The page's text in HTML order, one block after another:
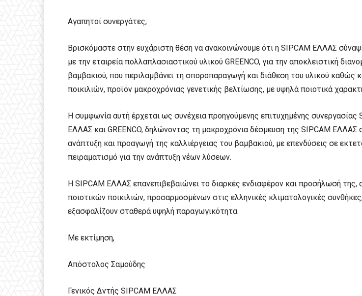
Αγαπητοί συνεργάτες,
Βρισκόμαστε στην ευχάριστη θέση να ανακοινώνουμε ότι η SIPCAM ΕΛΛΑΣ
με την εταιρεία πολλαπλασιαστικού υλικού GREENCO, για την αποκλειστική
βαμβακιού, που περιλαμβάνει τη σποροπαραγωγή και διάθεση του υλικού καθώς
ποικιλιών, προϊόν μακροχρόνιας γενετικής βελτίωσης, με υψηλά ποιοτικά
Η συμφωνία αυτή έρχεται ως συνέχεια προηγούμενης επιτυχημένης συνεργασίας
ΕΛΛΑΣ και GREENCO, δηλώνοντας τη μακροχρόνια δέσμευση της SIPCAM ΕΛΛΑΣ
ανάπτυξη και προαγωγή της καλλιέργειας του βαμβακιού, με επενδύσεις σε
πειραματισμό για την ανάπτυξη νέων λύσεων.
Η SIPCAM ΕΛΛΑΣ επανεπιβεβαιώνει το διαρκές ενδιαφέρον και προσήλωσή της,
ποιοτικών ποικιλιών, προσαρμοσμένων στις ελληνικές κλιματολογικές
εξασφαλίζουν σταθερά υψηλή παραγωγικότητα.
Με εκτίμηση,
Απόστολος Σαμούδης
Γενικός Δντής SIPCAM ΕΛΛΑΣ